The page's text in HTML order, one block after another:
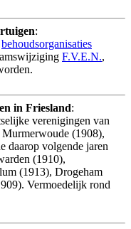
:
behoudsorganisaties
F.V.E.N.,
in Friesland:
verenigingen van
(1908),
daarop volgende jaren
(1910),
(1913), Drogeham
Vermoedelijk rond